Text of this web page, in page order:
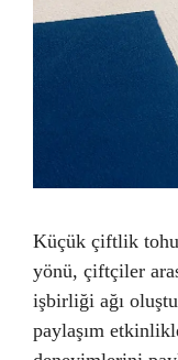
Küçük çiftlik
yönü, çiftçiler
işbirliği ağı
paylaşım